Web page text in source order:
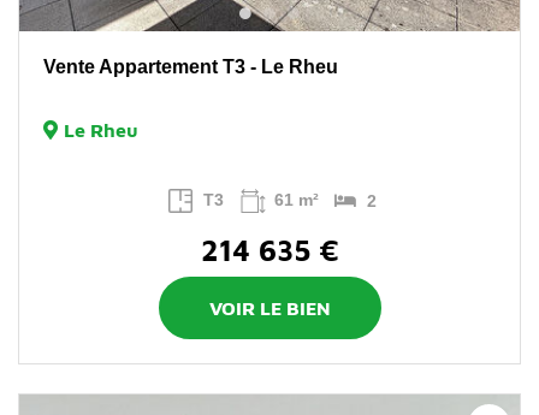
Vente Appartement T3 - Le Rheu
Le Rheu
T3 61 m² 2
214 635 €
VOIR LE BIEN